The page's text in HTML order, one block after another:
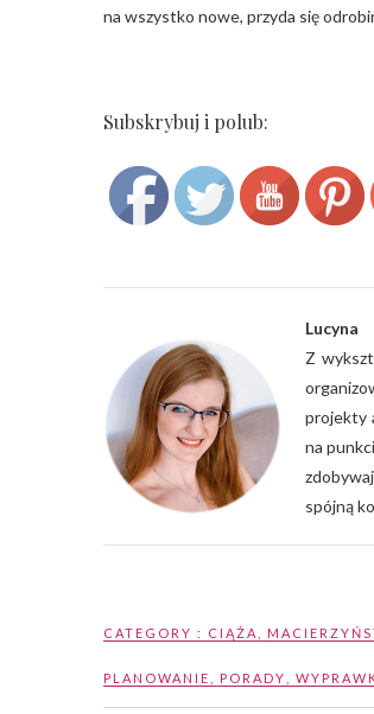
na wszystko nowe, przyda się
Subskrybuj i polub:
Lucyna
Z
projekty
na
spójną
CATEGORY : CIĄŻA
PLANOWANIE PORADY